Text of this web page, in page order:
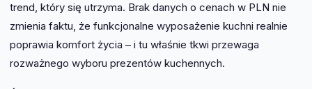
trend, który się utrzyma. Brak danych o cenach w PLN nie
zmienia faktu, że funkcjonalne wyposażenie kuchni realnie
poprawia komfort życia – i tu właśnie tkwi przewaga
rozważnego wyboru prezentów kuchennych.